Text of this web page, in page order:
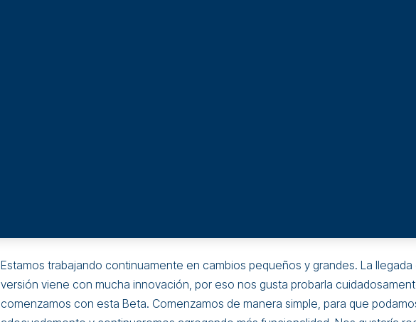
Estamos trabajando continuamente en cambios pequeños y grandes. La llegada
versión viene con mucha innovación, por eso nos gusta probarla
comenzamos con esta Beta. Comenzamos de manera simple, para que